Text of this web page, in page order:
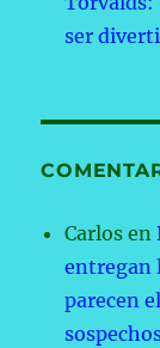
ser
Carlos en
entregan
parecen